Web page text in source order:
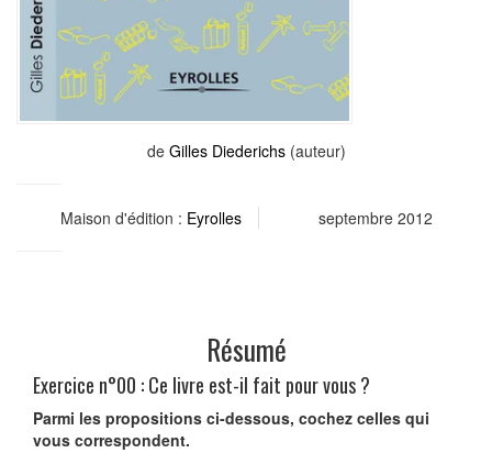
de Gilles Diederichs(auteur)
Maison d'édition : Eyrolles septembre 2012
Résumé
Exercice n°00 : Ce livre est-il fait pour vous ?
Parmi les propositions ci-dessous, cochez celles qui
vous correspondent.